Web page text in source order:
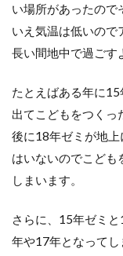
い場所があったので
いえ気温は低いの
長い間地中で過ごす
たとえばある年に
出てこどもをつく
後に18年ゼミが地
はいないのでこども
しまいます。
さらに、15年ゼミ
年や17年となって